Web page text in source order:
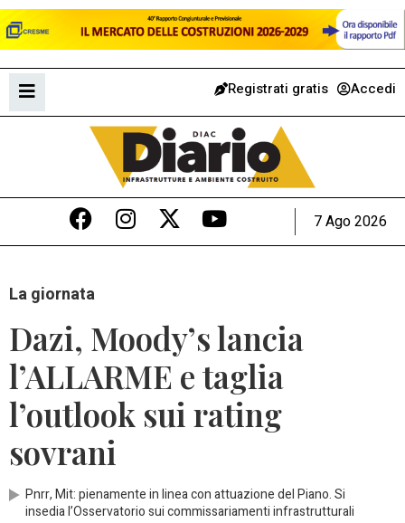
Registrati gratis Accedi
7 Ago 2026
La giornata
Dazi, Moody’s lancia
l’ALLARME e taglia
l’outlook sui rating
sovrani
Pnrr, Mit: pienamente in linea con attuazione del Piano. Si
insedia l’Osservatorio sui commissariamenti infrastrutturali